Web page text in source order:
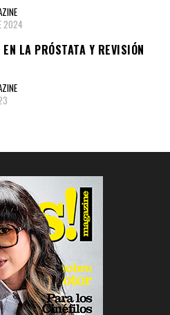
2024
LA PRÓSTATA Y REVISIÓN